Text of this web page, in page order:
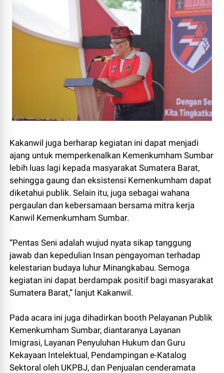
Kakanwil juga berharap kegiatan ini dapat menjadi
ajang untuk memperkenalkan Kemenkumham Sumbar
lebih luas lagi kepada masyarakat Sumatera Barat,
sehingga gaung dan eksistensi Kemenkumham dapat
diketahui publik. Selain itu, juga sebagai wahana
pergaulan dan kebersamaan bersama mitra kerja
Kanwil Kemenkumham Sumbar.
“Pentas Seni adalah wujud nyata sikap tanggung
jawab dan kepedulian Insan pengayoman terhadap
kelestarian budaya luhur Minangkabau. Semoga
kegiatan ini dapat berdampak positif bagi masyarakat
Sumatera Barat,” lanjut Kakanwil.
Pada acara ini juga dihadirkan booth Pelayanan Publik
Kemenkumham Sumbar, diantaranya Layanan
Imigrasi, Layanan Penyuluhan Hukum dan Guru
Kekayaan Intelektual, Pendampingan e-Katalog
Sektoral oleh UKPBJ, dan Penjualan cenderamata